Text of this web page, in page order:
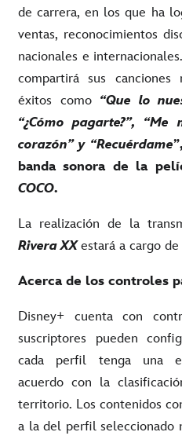
de carrera, en los que ha
ventas, reconocimientos
nacionales e
compartirá sus canciones
éxitos como “Que lo
“¿Cómo pagarte?”, “Me
corazón” y “Recuérdame
banda sonora de la
COCO.
La realización de la
Rivera XXestará a cargo de
Acerca de los controles
Disney+ cuenta con
suscriptores pueden
cada perfil tenga una
acuerdo con la
territorio. Los contenidos
a la del perfil seleccionado